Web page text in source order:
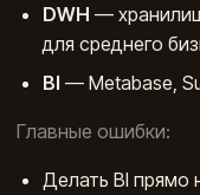
DWH —
для среднего
BI — Metabase,
Главные ошибки:
Делать BI прямо